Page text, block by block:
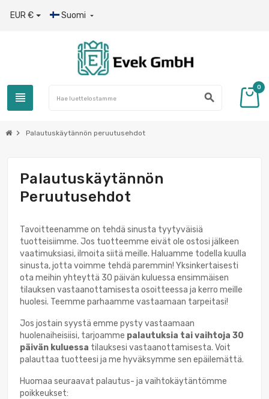
EUR € Suomi 
view_headline search
0
chevron_right Palautuskäytännön peruutusehdot
Palautuskäytännön
Peruutusehdot
Tavoitteenamme on tehdä sinusta tyytyväisiä
tuotteisiimme. Jos tuotteemme eivät ole ostosi jälkeen
vaatimuksiasi, ilmoita siitä meille. Haluamme todella kuulla
sinusta, jotta voimme tehdä paremmin! Yksinkertaisesti
ota meihin yhteyttä 30 päivän kuluessa ensimmäisen
tilauksen vastaanottamisesta osoitteessa ja kerro meille
huolesi. Teemme parhaamme vastaamaan tarpeitasi!
Jos jostain syystä emme pysty vastaamaan
huolenaiheisiisi, tarjoamme palautuksia tai vaihtoja 30
päivän kuluessa tilauksesi vastaanottamisesta. Voit
palauttaa tuotteesi ja me hyväksymme sen epäilemättä.
Huomaa seuraavat palautus- ja vaihtokäytäntömme
poikkeukset: